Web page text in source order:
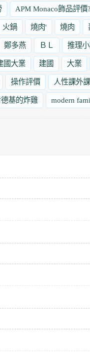
APM Monaco飾品評價?
火鍋 燒肉' 燒肉
鄭多燕 ＢＬ 推理
國大業 建國 大業
操作評價 人性課外課
德基的炸雞 modern